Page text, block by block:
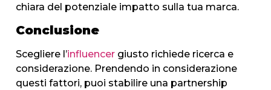
chiara del potenziale impatto sulla tua marca.
Conclusione
Scegliere l’influencer giusto richiede ricerca e
considerazione. Prendendo in considerazione
questi fattori, puoi stabilire una partnership